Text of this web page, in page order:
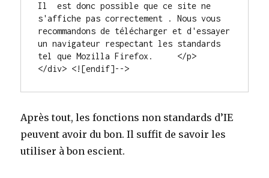
Il  est donc possible que ce site ne
s'affiche pas correctement . Nous vous
recommandons de télécharger et d'essayer
un navigateur respectant les standards
tel que Mozilla Firefox.     </p>
</div> <![endif]-->
Après tout, les fonctions non standards d’IE
peuvent avoir du bon. Il suffit de savoir les
utiliser à bon escient.